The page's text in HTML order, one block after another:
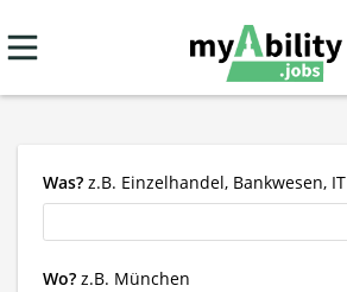
Was? z.B. Einzelhandel, Bankwesen, IT
Wo? z.B. München